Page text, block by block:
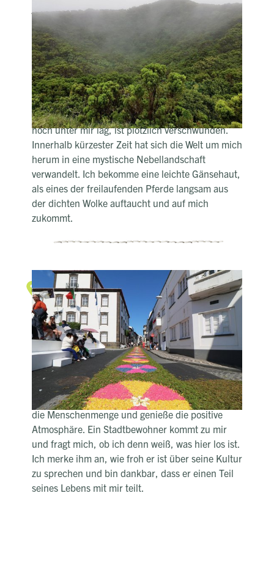
Das Wetter auf den Azoren
Jedes Mal bin ich aufs Neue überrascht, wie
schnell sich das Wetter auf den Azoren ändern
kann. Vor wenigen Minuten noch ließ die Sonne
die Landschaft in einem goldgelben Licht
erstrahlen. Jetzt stehe ich im Nebel. Millionen
feine Wassertröpfchen kühlen meine nackte Haut
und der mächtige Vulkankrater, der bis eben
noch unter mir lag, ist plötzlich verschwunden.
Innerhalb kürzester Zeit hat sich die Welt um mich
herum in eine mystische Nebellandschaft
verwandelt. Ich bekomme eine leichte Gänsehaut,
als eines der freilaufenden Pferde langsam aus
der dichten Wolke auftaucht und auf mich
zukommt.
Die Fiestas der Azoren
Fiestas
Die Luft ist erfüllt vom geselligen Treiben und dem
Stimmengewirr der Inselbewohner. Heute findet
das „Festa do Senhor Santo Cristo dos Milagres“
statt. Die schwarzen Pflastersteine in den Gassen
der Stadt sind mit allerhand Blumen, Blättern
und Zweigen geschmückt. Ich mische mich unter
die Menschenmenge und genieße die positive
Atmosphäre. Ein Stadtbewohner kommt zu mir
und fragt mich, ob ich denn weiß, was hier los ist.
Ich merke ihm an, wie froh er ist über seine Kultur
zu sprechen und bin dankbar, dass er einen Teil
seines Lebens mit mir teilt.